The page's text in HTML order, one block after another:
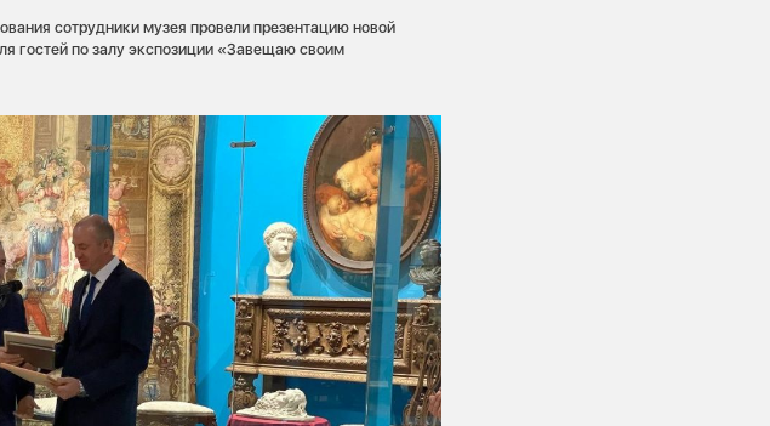
сотрудники музея провели презентацию новой
гостей по залу экспозиции «Завещаю своим